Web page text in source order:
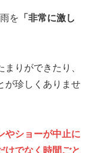
を 「非常に激し
りができたり、
が珍しくありませ
やショーが中止に
けでなく時間ごと